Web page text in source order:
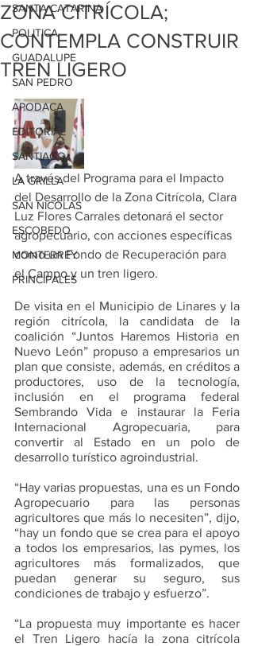
SANTA CATARINA
POLITICA
GUADALUPE
SAN PEDRO
APODACA
EDITORIAL
SANTIAGO
LA GRILLA
SAN NICOLAS
ESCOBEDO
MONTERREY
PRINCIPALES
ZONA CITRÍCOLA;
CONTEMPLA CONSTRUIR
TREN LIGERO
A través del Programa para el Impacto
del Desarrollo de la Zona Citrícola, Clara
Luz Flores Carrales detonará el sector
agropecuario, con acciones específicas
como un Fondo de Recuperación para
el Campo y un tren ligero.
De visita en el Municipio de Linares y la
región citrícola, la candidata de la
coalición “Juntos Haremos Historia en
Nuevo León” propuso a empresarios un
plan que consiste, además, en créditos a
productores, uso de la tecnología,
inclusión en el programa federal
Sembrando Vida e instaurar la Feria
Internacional Agropecuaria, para
convertir al Estado en un polo de
desarrollo turístico agroindustrial.
“Hay varias propuestas, una es un Fondo
Agropecuario para las personas
agricultores que más lo necesiten”, dijo,
“hay un fondo que se crea para el apoyo
a todos los empresarios, las pymes, los
agricultores más formalizados, que
puedan generar su seguro, sus
condiciones de trabajo y esfuerzo”.
“La propuesta muy importante es hacer
el Tren Ligero hacía la zona citrícola